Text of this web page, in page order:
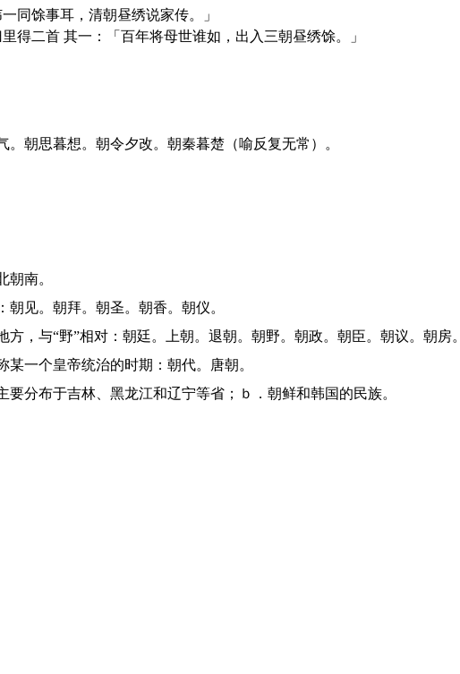
同馀事耳，清朝昼绣说家传。」
得二首 其一：「百年将母世谁如，出入三朝昼绣馀。」
。朝思暮想。朝令夕改。朝秦暮楚（喻反复无常）。
朝南。
朝见。朝拜。朝圣。朝香。朝仪。
方，与“野”相对：朝廷。上朝。退朝。朝野。朝政。朝臣。朝议。朝房。
某一个皇帝统治的时期：朝代。唐朝。
主要分布于吉林、黑龙江和辽宁等省；ｂ．朝鲜和韩国的民族。